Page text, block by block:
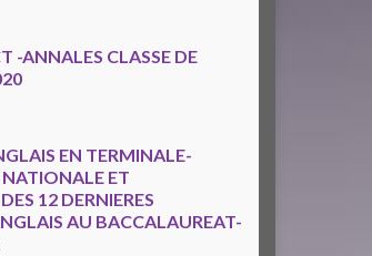
-ANNALES CLASSE DE
EN TERMINALE-
ET
12 DERNIERES
AU BACCALAUREAT-